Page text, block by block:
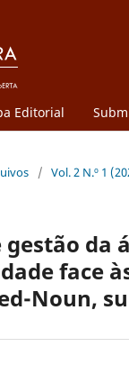
Editorial
/ Vol. 2 N.º 1
gestão da
face
Noun,